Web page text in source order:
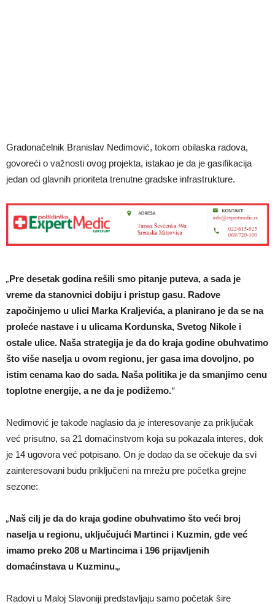
Gradonačelnik Branislav Nedimović, tokom obilaska radova,
govoreći o važnosti ovog projekta, istakao je da je gasifikacija
jedan od glavnih prioriteta trenutne gradske infrastrukture.
„Pre desetak godina rešili smo pitanje puteva, a sada je
vreme da stanovnici dobiju i pristup gasu. Radove
započinjemo u ulici Marka Kraljevića, a planirano je da se na
proleće nastave i u ulicama Kordunska, Svetog Nikole i
ostale ulice. Naša strategija je da do kraja godine obuhvatimo
što više naselja u ovom regionu, jer gasa ima dovoljno, po
istim cenama kao do sada. Naša politika je da smanjimo cenu
toplotne energije, a ne da je podižemo.“
Nedimović je takođe naglasio da je interesovanje za priključak
već prisutno, sa 21 domaćinstvom koja su pokazala interes, dok
je 14 ugovora već potpisano. On je dodao da se očekuje da svi
zainteresovani budu priključeni na mrežu pre početka grejne
sezone:
„Naš cilj je da do kraja godine obuhvatimo što veći broj
naselja u regionu, uključujući Martinci i Kuzmin, gde već
imamo preko 208 u Martincima i 196 prijavljenih
domaćinstava u Kuzminu.„
Radovi u Maloj Slavoniji predstavljaju samo početak šire